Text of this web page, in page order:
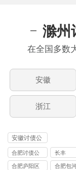
滁州
在全国多数
安徽
浙江
安徽讨债公
司
合肥讨债公
司
长丰
合肥庐阳区
合肥包